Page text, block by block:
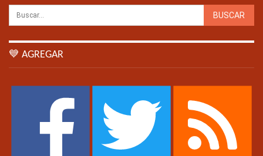
💙 AGREGAR